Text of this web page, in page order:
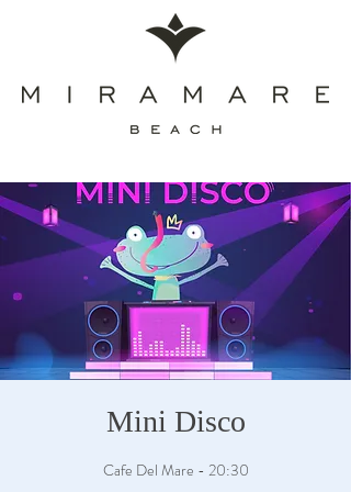
Mini Disco
Cafe Del Mare - 20:30